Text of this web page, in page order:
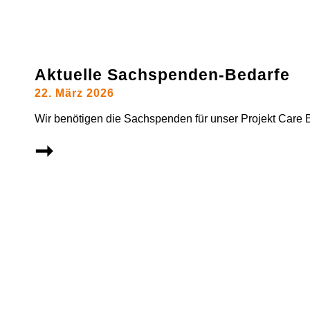
Aktuelle Sachspenden-Bedarfe
22. März 2026
Wir benötigen die Sachspenden für unser Projekt Care
➞